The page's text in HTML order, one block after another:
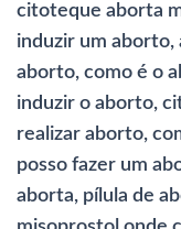
citoteque aborta
induzir um
aborto, como é o
induzir o aborto,
realizar aborto,
posso fazer um
aborta, pílula de